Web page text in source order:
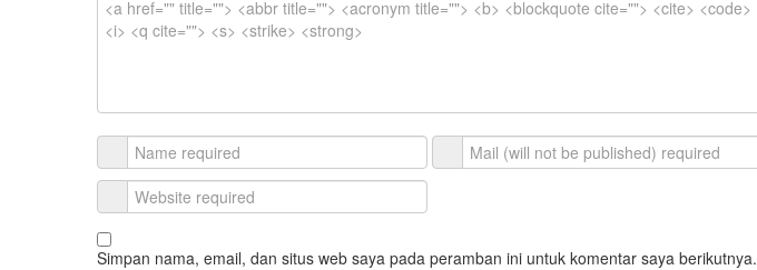
Simpan nama, email, dan situs web saya pada peramban ini untuk komentar saya berikutnya.